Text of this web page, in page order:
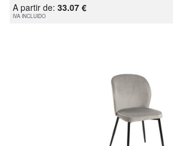
A partir de: 33.07 €
IVA INCLUIDO